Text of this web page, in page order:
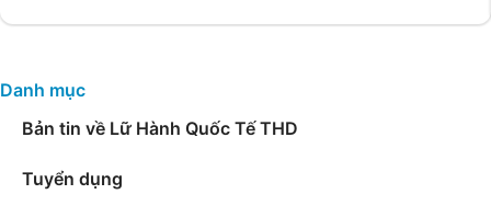
Sao Hạ
Danh mục
Bản tin về Lữ Hành Quốc Tế THD
Tuyển dụng